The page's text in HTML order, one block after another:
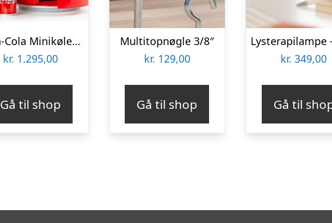
Coca-Cola Minikøleskab
kr. 1.295,00
Gå til shop
Multitopnøgle 3/8″
kr. 129,00
Gå til shop
kr. 349,00
Gå til